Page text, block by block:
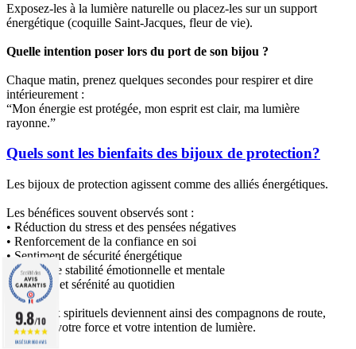
Exposez-les à la lumière naturelle ou placez-les sur un support
énergétique (coquille Saint-Jacques, fleur de vie).
Quelle intention poser lors du port de son bijou ?
Chaque matin, prenez quelques secondes pour respirer et dire
intérieurement :
“Mon énergie est protégée, mon esprit est clair, ma lumière
rayonne.”
Quels sont les bienfaits des bijoux de protection?
Les bijoux de protection agissent comme des alliés énergétiques.
Les bénéfices souvent observés sont :
• Réduction du stress et des pensées négatives
• Renforcement de la confiance en soi
• Sentiment de sécurité énergétique
• Meilleure stabilité émotionnelle et mentale
• Ancrage et sérénité au quotidien
Ces bijoux spirituels deviennent ainsi des compagnons de route,
rappelant votre force et votre intention de lumière.
9.8/10
BASÉ SUR 860 AVIS